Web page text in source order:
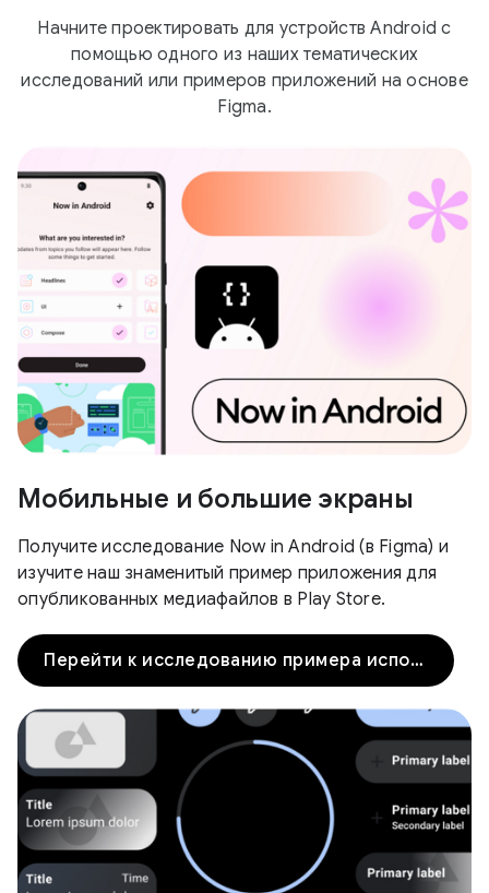
Начните проектировать для устройств Android с
помощью одного из наших тематических
исследований или примеров приложений на основе
Figma.
Мобильные и большие экраны
Получите исследование Now in Android (в Figma) и
изучите наш знаменитый пример приложения для
опубликованных медиафайлов в Play Store.
Перейти к исследованию примера использования Now in Android